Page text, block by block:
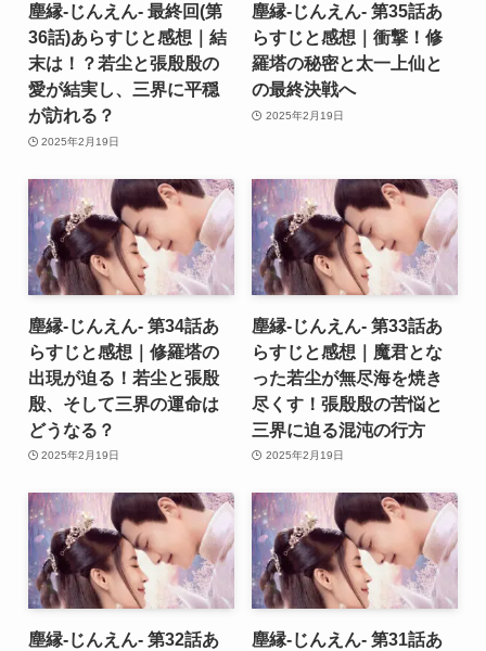
塵縁-じんえん- 最終回(第
36話)あらすじと感想｜結
末は！？若尘と張殷殷の
愛が結実し、三界に平穏
が訪れる？
2025年2月19日
塵縁-じんえん- 第35話あ
らすじと感想｜衝撃！修
羅塔の秘密と太一上仙と
の最終決戦へ
2025年2月19日
塵縁-じんえん- 第34話あ
らすじと感想｜修羅塔の
出現が迫る！若尘と張殷
殷、そして三界の運命は
どうなる？
2025年2月19日
塵縁-じんえん- 第33話あ
らすじと感想｜魔君とな
った若尘が無尽海を焼き
尽くす！張殷殷の苦悩と
三界に迫る混沌の行方
2025年2月19日
塵縁-じんえん- 第32話あ
塵縁-じんえん- 第31話あ